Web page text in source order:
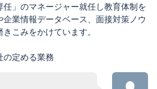
」のマネージャー就任し教育体制を
業情報データベース、面接対策ノウ
こみをかけています。
の定める業務